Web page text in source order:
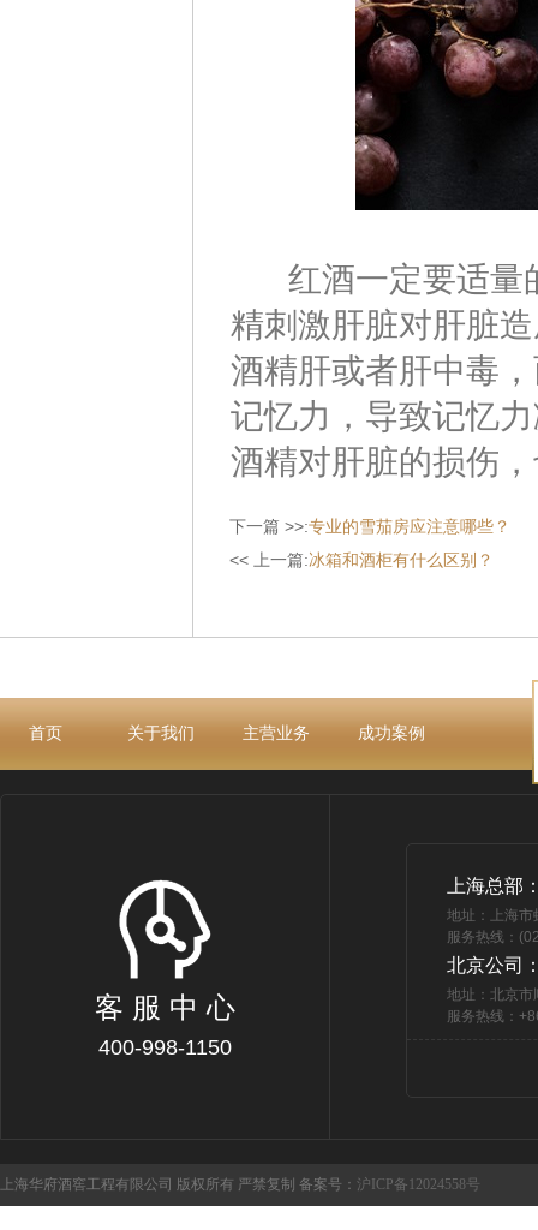
红酒一定要适量
精刺激肝脏对肝脏
酒精肝或者肝中毒
记忆力，导致记忆
酒精对肝脏的损伤
下一篇 >>:专业的雪茄房应注意哪些？
<< 上一篇:冰箱和酒柜有什么区别？
首页 关于我们 主营业务 成功案例
客 服 中 心
400-998-1150
上海总部
地址：上海
服务热线：
北京公司
地址：北京市
服务热线：
上海华府酒窖工程有限公司 版权所有 严禁复制 备案号： 沪ICP备12024558号